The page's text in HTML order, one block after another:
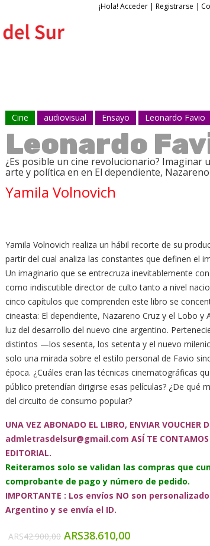
¡Hola! Acceder | Registrarse |
Cine audiovisual Ensayo Leonardo Favio
Leonardo
¿Es posible un cine revolucionario? Imaginar
arte y política en en El dependiente,
Yamila Volnovich
Yamila Volnovich realiza un hábil recorte de su
partir del cual analiza las constantes que definen el
Un imaginario que se entrecruza inevitablemente
como indiscutible director de culto tanto a nivel
cinco capítulos que comprenden este libro se
cineasta: El dependiente, Nazareno Cruz y el Lobo y
luz del desarrollo del nuevo cine argentino.
distintos —los sesenta, los setenta y el nuevo
solo una mirada sobre el estilo personal de Favio
época. ¿Cuáles eran las técnicas cinematográficas
público pretendían dirigirse esas películas? ¿De qué
del circuito de consumo popular?
UNA VEZ ABONADO EL LIBRO, ENVIAR VOUCHER
admletrasdelsur@gmail.com ASÍ TE CONTAMOS
EDITORIAL.
Reiteramos solo se validan las compras que
comprobante de pago y número de pedido.
IMPORTANTE : Los envíos NO son
Argentino y se envía el ID.
ARS42.900,00 ARS38.610,00